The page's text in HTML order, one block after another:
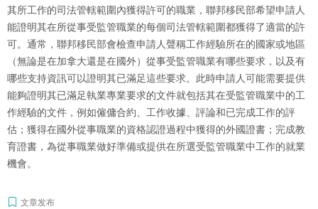
其所工作的司法管轄範圍內獲得許可的職業，聯邦移民部希望申請人
能證明其在所從事受監管職業的每個司法管轄範圍都獲得了適當的許
可。通常，聯邦移民部會檢查申請人聲稱工作經驗所在的國家或地區
（無論是在加拿大還是在國外）從事受監管職業有哪些要求，以及有
哪些支持資訊可以證明其已滿足這些要求。此時申請人可能需要提供
能夠證明其已滿足執業專業要求的文件就包括其在受監管職業中的工
作經驗的文件，例如僱傭合約、工作收據、評論和已完成工作的評
估；獲得在國外從事職業的資格認證過程中獲得的外國證書；完成教
育證書，為從事職業做好準備或提供在所選受監管職業中工作的就業
機會。
文章发布